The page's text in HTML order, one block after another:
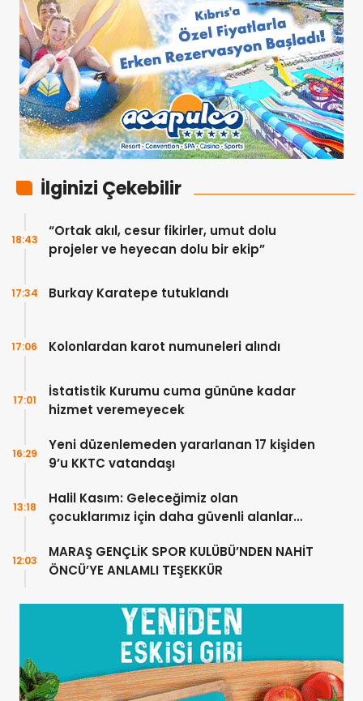
İlginizi Çekebilir
“Ortak akıl, cesur fikirler, umut dolu
projeler ve heyecan dolu bir ekip”
18:43
Burkay Karatepe tutuklandı
17:34
Kolonlardan karot numuneleri alındı
17:06
İstatistik Kurumu cuma gününe kadar
hizmet veremeyecek
17:01
Yeni düzenlemeden yararlanan 17 kişiden
9’u KKTC vatandaşı
16:29
Halil Kasım: Geleceğimiz olan
çocuklarımız için daha güvenli alanlar
13:18
MARAŞ GENÇLİK SPOR KULÜBÜ’NDEN NAHİT
ÖNCÜ’YE ANLAMLI TEŞEKKÜR
12:03